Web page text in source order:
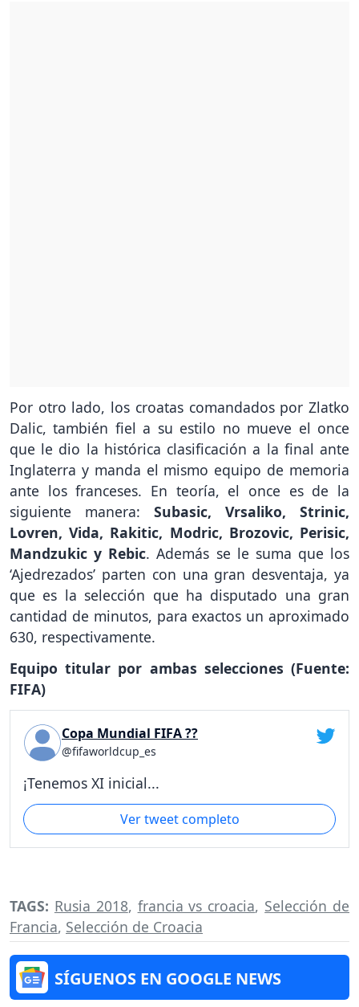
Por otro lado, los croatas comandados por Zlatko
Dalic, también fiel a su estilo no mueve el once
que le dio la histórica clasificación a la final ante
Inglaterra y manda el mismo equipo de memoria
ante los franceses. En teoría, el once es de la
siguiente manera: Subasic, Vrsaliko, Strinic,
Lovren, Vida, Rakitic, Modric, Brozovic, Perisic,
Mandzukic y Rebic. Además se le suma que los
‘Ajedrezados’ parten con una gran desventaja, ya
que es la selección que ha disputado una gran
cantidad de minutos, para exactos un aproximado
630, respectivamente.
Equipo titular por ambas selecciones (Fuente:
FIFA)
Copa Mundial FIFA ??
@fifaworldcup_es
¡Tenemos XI inicial...
Ver tweet completo
TAGS: Rusia 2018, francia vs croacia, Selección de
Francia, Selección de Croacia
SÍGUENOS EN GOOGLE NEWS